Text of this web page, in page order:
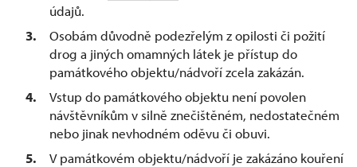
údajů.
Osobám důvodně podezřelým z opilosti či požití
drog a jiných omamných látek je přístup do
památkového objektu/nádvoří zcela zakázán.
Vstup do památkového objektu není povolen
návštěvníkům v silně znečištěném, nedostatečném
nebo jinak nevhodném oděvu či obuvi.
V památkovém objektu/nádvoří je zakázáno kouření